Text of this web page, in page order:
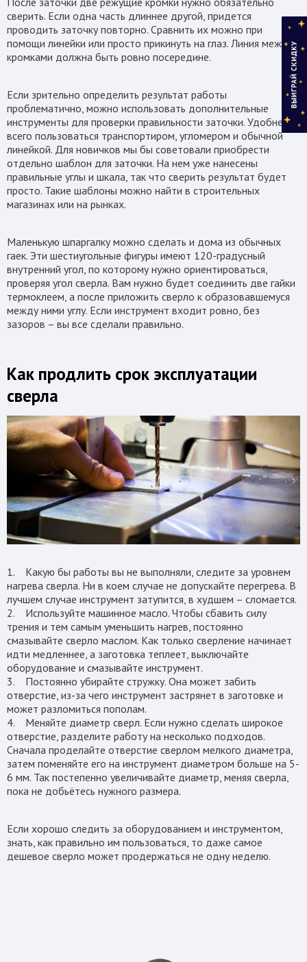
сверить. Если одна часть длиннее другой, придется
проводить заточку повторно. Сравнить их можно при
помощи линейки или просто прикинуть на глаз. Линия между
кромками должна быть ровно посередине.
Если зрительно определить результат работы
проблематично, можно использовать дополнительные
инструменты для проверки правильности заточки. Удобнее
всего пользоваться транспортиром, угломером и обычной
линейкой. Для новичков мы бы советовали приобрести
отдельно шаблон для заточки. На нем уже нанесены
правильные углы и шкала, так что сверить результат будет
просто. Такие шаблоны можно найти в строительных
магазинах или на рынках.
Маленькую шпаргалку можно сделать и дома из обычных
гаек. Эти шестиугольные фигуры имеют 120-градусный
внутренний угол, по которому нужно ориентироваться,
проверяя угол сверла. Вам нужно будет соединить две гайки
термоклеем, а после приложить сверло к образовавшемуся
между ними углу. Если инструмент входит ровно, без
зазоров – вы все сделали правильно.
Как продлить срок эксплуатации
сверла
1. Какую бы работы вы не выполняли, следите за уровнем
нагрева сверла. Ни в коем случае не допускайте перегрева. В
лучшем случае инструмент затупится, в худшем – сломается.
2. Используйте машинное масло. Чтобы сбавить силу
трения и тем самым уменьшить нагрев, постоянно
смазывайте сверло маслом. Как только сверление начинает
идти медленнее, а заготовка теплеет, выключайте
оборудование и смазывайте инструмент.
3. Постоянно убирайте стружку. Она может забить
отверстие, из-за чего инструмент застрянет в заготовке и
может разломиться пополам.
4. Меняйте диаметр сверл. Если нужно сделать широкое
отверстие, разделите работу на несколько подходов.
Сначала проделайте отверстие сверлом мелкого диаметра,
затем поменяйте его на инструмент диаметром больше на 5-
6 мм. Так постепенно увеличивайте диаметр, меняя сверла,
пока не добьётесь нужного размера.
Если хорошо следить за оборудованием и инструментом,
знать, как правильно им пользоваться, то даже самое
дешевое сверло может продержаться не одну неделю.